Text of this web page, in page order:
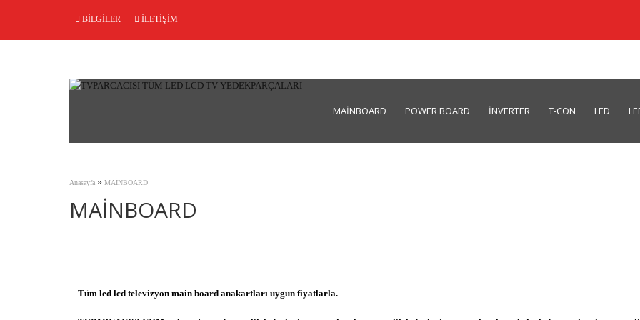
BILGILER İLETIŞIM
MAİNBOARD POWER BOARD İNVERTER T-CON LED
Anasayfa » MAİNBOARD
MAİNBOARD
Tüm led lcd televizyon main board anakartları uygun fiyatlarla.